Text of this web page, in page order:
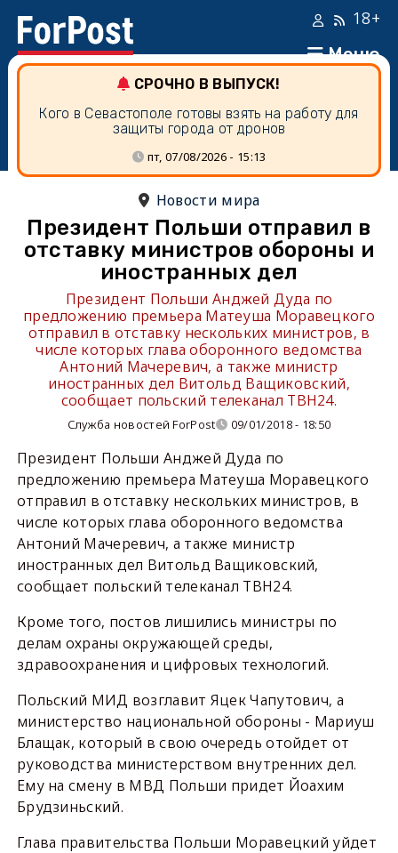
Меню
18+
СРОЧНО В ВЫПУСК!
Кого в Севастополе готовы взять на работу для
защиты города от дронов
пт, 07/08/2026 - 15:13
Новости мира
Президент Польши отправил в
отставку министров обороны и
иностранных дел
Президент Польши Анджей Дуда по
предложению премьера Матеуша Моравецкого
отправил в отставку нескольких министров, в
числе которых глава оборонного ведомства
Антоний Мачеревич, а также министр
иностранных дел Витольд Ващиковский,
сообщает польский телеканал ТВН24.
Служба новостей ForPost 09/01/2018 - 18:50
Президент Польши Анджей Дуда по
предложению премьера Матеуша Моравецкого
отправил в отставку нескольких министров, в
числе которых глава оборонного ведомства
Антоний Мачеревич, а также министр
иностранных дел Витольд Ващиковский,
сообщает польский телеканал ТВН24.
Кроме того, постов лишились министры по
делам охраны окружающей среды,
здравоохранения и цифровых технологий.
Польский МИД возглавит Яцек Чапутович, а
министерство национальной обороны - Мариуш
Блащак, который в свою очередь отойдет от
руководства министерством внутренних дел.
Ему на смену в МВД Польши придет Йоахим
Брудзиньский.
Глава правительства Польши Моравецкий уйдет